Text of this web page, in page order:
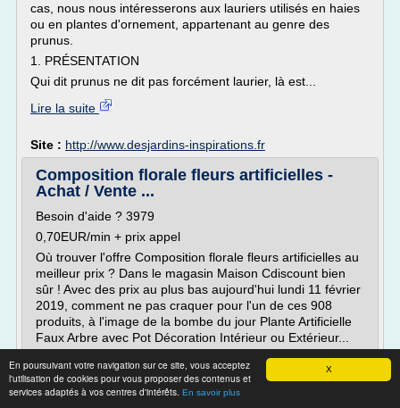
X
En poursuivant votre navigation sur ce site, vous acceptez
l'utilisation de cookies pour vous proposer des contenus et
services adaptés à vos centres d'intérêts. En savoir plus
cas, nous nous intéresserons aux lauriers utilisés en haies
ou en plantes d'ornement, appartenant au genre des
prunus.
1. PRÉSENTATION
Qui dit prunus ne dit pas forcément laurier, là est...
Lire la suite
Site : http://www.desjardins-inspirations.fr
Composition florale fleurs artificielles -
Achat / Vente ...
Besoin d'aide ? 3979
0,70EUR/min + prix appel
Où trouver l'offre Composition florale fleurs artificielles au
meilleur prix ? Dans le magasin Maison Cdiscount bien
sûr ! Avec des prix au plus bas aujourd'hui lundi 11 février
2019, comment ne pas craquer pour l'un de ces 908
produits, à l'image de la bombe du jour Plante Artificielle
Faux Arbre avec Pot Décoration Intérieur ou Extérieur...
Lire la suite
Date:2019-02-11 15:14:28
Site :